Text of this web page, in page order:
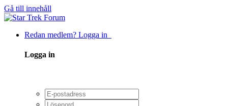
Gå till innehåll
Redan medlem? Logga in
Logga in